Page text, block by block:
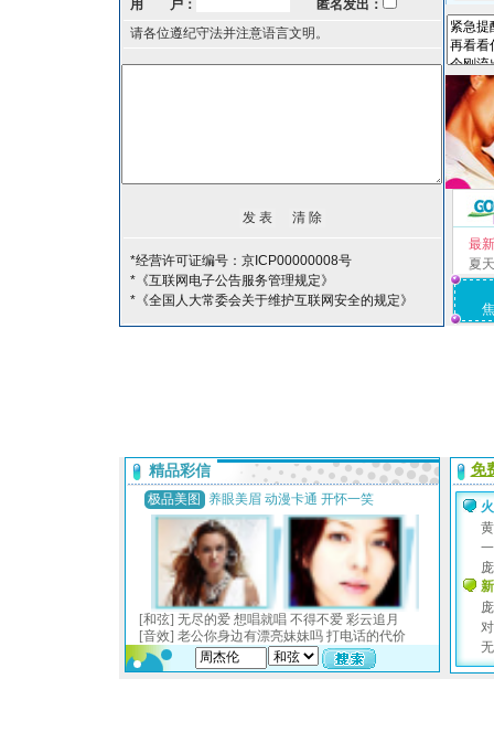
用 户：
匿名发出：
请各位遵纪守法并注意语言文明。
*经营许可证编号：京ICP00000008号
*《互联网电子公告服务管理规定》
*《全国人大常委会关于维护互联网安全的规定》
最
夏